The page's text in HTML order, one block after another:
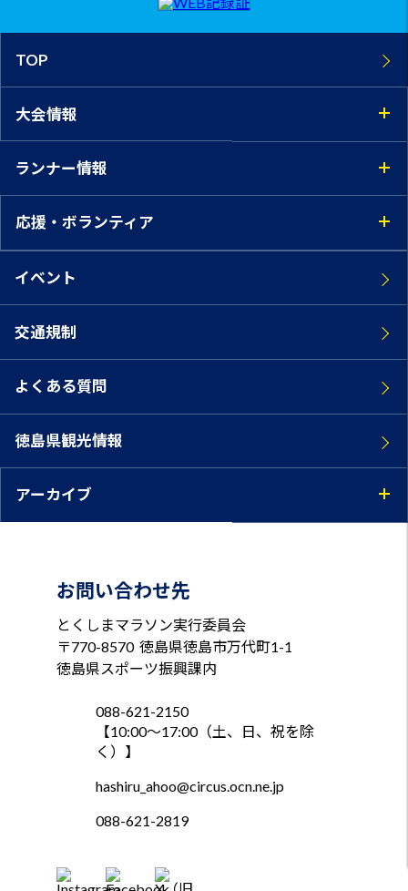
TOP
大会情報
ランナー情報
応援・ボランティア
イベント
交通規制
よくある質問
徳島県観光情報
アーカイブ
お問い合わせ先
とくしまマラソン実行委員会
〒770-8570 徳島県徳島市万代町1-1
徳島県スポーツ振興課内
088-621-2150
【10:00～17:00（土、日、祝を除
く）】
hashiru_ahoo@circus.ocn.ne.jp
088-621-2819